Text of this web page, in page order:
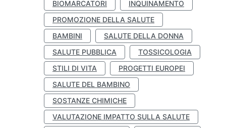
BIOMARCATORI
INQUINAMENTO
PROMOZIONE DELLA SALUTE
BAMBINI
SALUTE DELLA DONNA
SALUTE PUBBLICA
TOSSICOLOGIA
STILI DI VITA
PROGETTI EUROPEI
SALUTE DEL BAMBINO
SOSTANZE CHIMICHE
VALUTAZIONE IMPATTO SULLA SALUTE